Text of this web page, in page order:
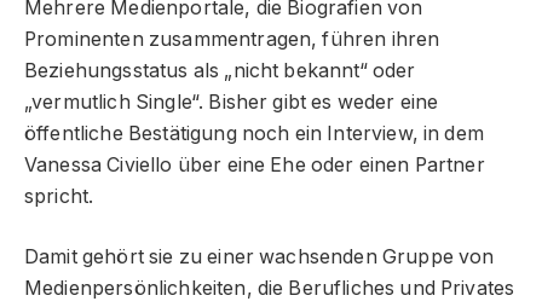
Mehrere Medienportale, die Biografien von
Prominenten zusammentragen, führen ihren
Beziehungsstatus als „nicht bekannt“ oder
„vermutlich Single“. Bisher gibt es weder eine
öffentliche Bestätigung noch ein Interview, in dem
Vanessa Civiello über eine Ehe oder einen Partner
spricht.
Damit gehört sie zu einer wachsenden Gruppe von
Medienpersönlichkeiten, die Berufliches und Privates